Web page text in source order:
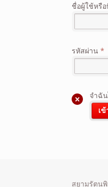
ชื่อผู้ใช้หรื
รหัสผ่าน*
จำฉั
เ
สยามรัตน